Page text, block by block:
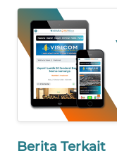
Berita Terkait
WN
KALSEL
WN
KALTIM
WN